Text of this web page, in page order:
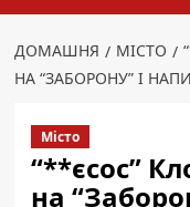
ДОМАШНЯ МІСТО
НА “ЗАБОРОНУ” І
Місто
“**єсос”
на